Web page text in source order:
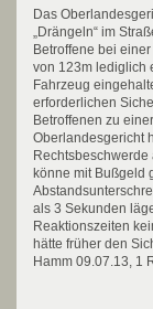
Das
„Drängeln“ im
Betroffene bei
von 123m lediglich
Fahrzeug
erforderlichen
Betroffenen zu
Oberlandesgericht
könne mit Bußgeld
als 3 Sekunden
Reaktionszeiten
hätte früher den
Hamm 09.07.13, 1